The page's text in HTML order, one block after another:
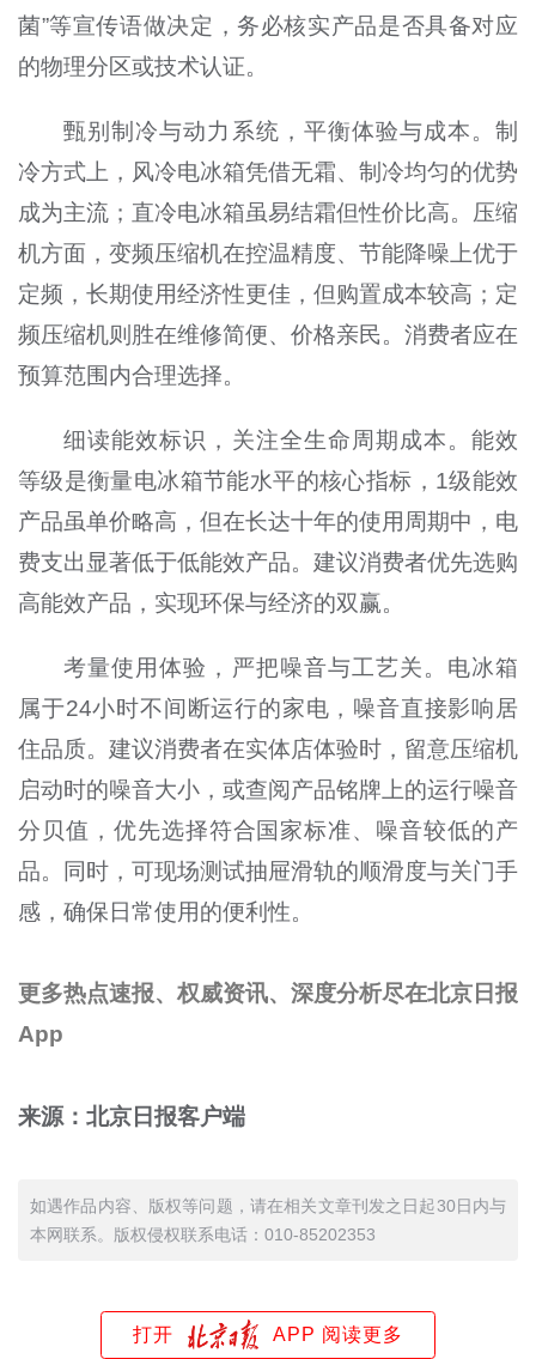
菌”等宣传语做决定，务必核实产品是否具备对应
的物理分区或技术认证。
甄别制冷与动力系统，平衡体验与成本。制
冷方式上，风冷电冰箱凭借无霜、制冷均匀的优势
成为主流；直冷电冰箱虽易结霜但性价比高。压缩
机方面，变频压缩机在控温精度、节能降噪上优于
定频，长期使用经济性更佳，但购置成本较高；定
频压缩机则胜在维修简便、价格亲民。消费者应在
预算范围内合理选择。
细读能效标识，关注全生命周期成本。能效
等级是衡量电冰箱节能水平的核心指标，1级能效
产品虽单价略高，但在长达十年的使用周期中，电
费支出显著低于低能效产品。建议消费者优先选购
高能效产品，实现环保与经济的双赢。
考量使用体验，严把噪音与工艺关。电冰箱
属于24小时不间断运行的家电，噪音直接影响居
住品质。建议消费者在实体店体验时，留意压缩机
启动时的噪音大小，或查阅产品铭牌上的运行噪音
分贝值，优先选择符合国家标准、噪音较低的产
品。同时，可现场测试抽屉滑轨的顺滑度与关门手
感，确保日常使用的便利性。
更多热点速报、权威资讯、深度分析尽在北京日报
App
来源：北京日报客户端
如遇作品内容、版权等问题，请在相关文章刊发之日起30日内与
本网联系。版权侵权联系电话：010-85202353
打开 APP 阅读更多